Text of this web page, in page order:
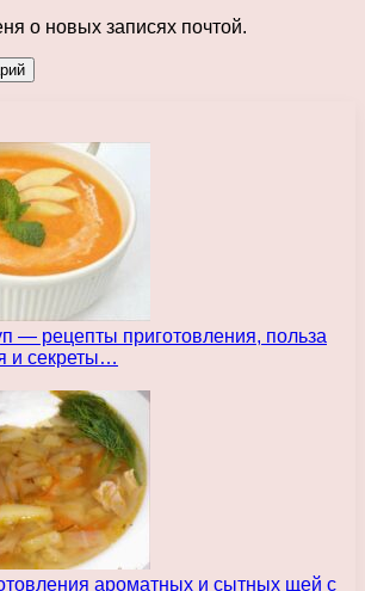
о новых записях почтой.
— рецепты приготовления, польза
и секреты…
ароматных и сытных щей с